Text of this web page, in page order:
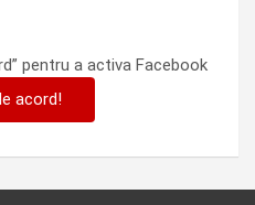
pentru a activa Facebook
acord!